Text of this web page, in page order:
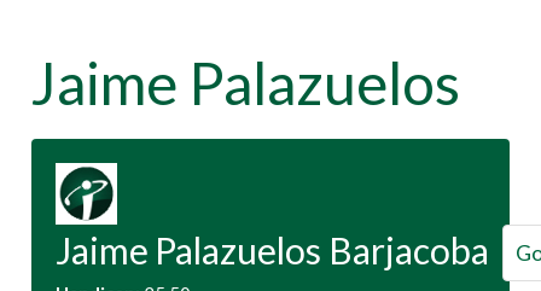
Jaime Palazuelos
Jaime Palazuelos Barjacoba